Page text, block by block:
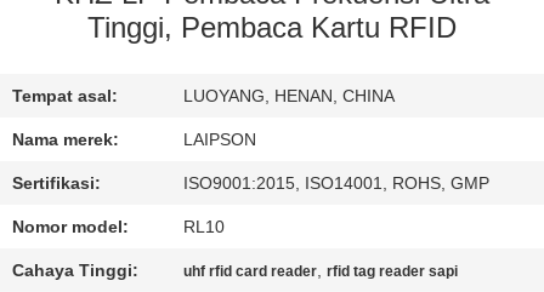
KUALITAS
HUBUNGI
KAMI
BERITA
Tinggi, Pembaca Kartu RFID
Tempat asal: LUOYANG, HENAN, CHINA
Nama merek: LAIPSON
Sertifikasi: ISO9001:2015, ISO14001, ROHS, GMP
Nomor model: RL10
Cahaya Tinggi: uhf rfid card reader,rfid tag reader sapi